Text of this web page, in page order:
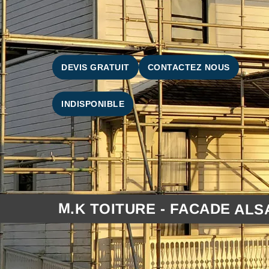
DEVIS GRATUIT CONTACTEZ NOUS
INDISPONIBLE
M.K TOITURE - FACADE